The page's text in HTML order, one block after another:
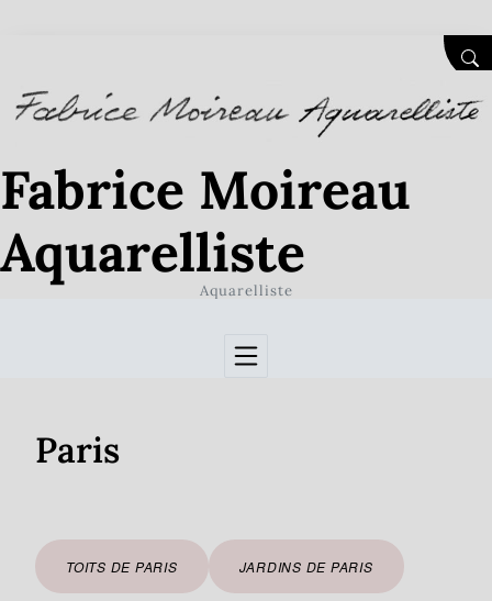
Fabrice Moireau
Aquarelliste
Aquarelliste
Paris
TOITS DE PARIS JARDINS DE PARIS